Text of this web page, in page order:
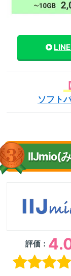
ソフト
IIJmio(
評価：